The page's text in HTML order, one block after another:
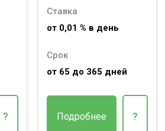
?
Ставка
от 0,01 % в день
Срок
от 65 до 365 дней
Подробнее ?